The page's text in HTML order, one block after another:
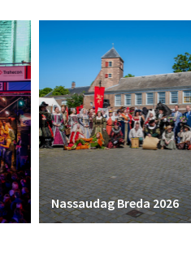
Nassaudag Breda 2026